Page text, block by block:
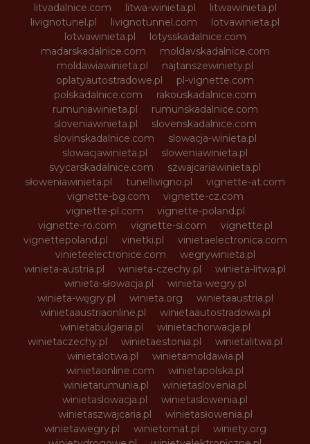
litvadalnice.com
litwa-winieta.pl
litwawinieta.pl
livignotunel.pl
livignotunnel.com
lotvawinieta.pl
lotwawinieta.pl
lotysskadalnice.com
madarskadalnice.com
moldavskadalnice.com
moldawiawinieta.pl
najtanszewiniety.pl
oplatyautostradowe.pl
pl-vignette.com
polskadalnice.com
rakouskadalnice.com
rumuniawinieta.pl
rumunskadalnice.com
sloveniawinieta.pl
slovenskadalnice.com
slovinskadalnice.com
slowacja-winieta.pl
slowacjawinieta.pl
sloweniawinieta.pl
svycarskadalnice.com
szwajcariawinieta.pl
słoweniawinieta.pl
tunellivigno.pl
vignette-at.com
vignette-bg.com
vignette-cz.com
vignette-pl.com
vignette-poland.pl
vignette-ro.com
vignette-si.com
vignette.pl
vignettepoland.pl
vinetki.pl
vinietaelectronica.com
vinieteelectronice.com
wegrywinieta.pl
winieta-austria.pl
winieta-czechy.pl
winieta-litwa.pl
winieta-słowacja.pl
winieta-wegry.pl
winieta-węgry.pl
winieta.org
winietaaustria.pl
winietaaustriaonline.pl
winietaautostradowa.pl
winietabulgaria.pl
winietachorwacja.pl
winietaczechy.pl
winietaestonia.pl
winietalitwa.pl
winietalotwa.pl
winietamoldawia.pl
winietaonline.com
winietapolska.pl
winietarumunia.pl
winietaslovenia.pl
winietaslowacja.pl
winietaslowenia.pl
winietaszwajcaria.pl
winietasłowenia.pl
winietawegry.pl
winietomat.pl
winiety.org